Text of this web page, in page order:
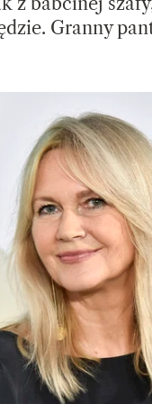
Granny